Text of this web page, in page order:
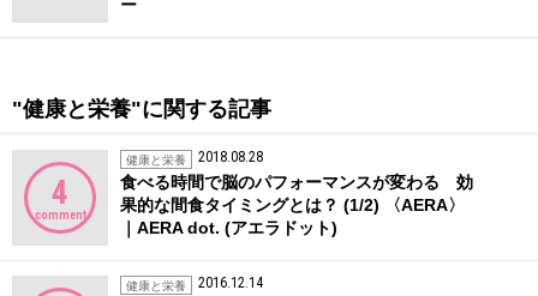
ー
"健康と栄養"に関する記事
4
comment
健康と栄養 2018.08.28
食べる時間で脳のパフォーマンスが変わる 効
果的な間食タイミングとは？ (1/2) 〈AERA〉
｜AERA dot. (アエラドット)
健康と栄養 2016.12.14